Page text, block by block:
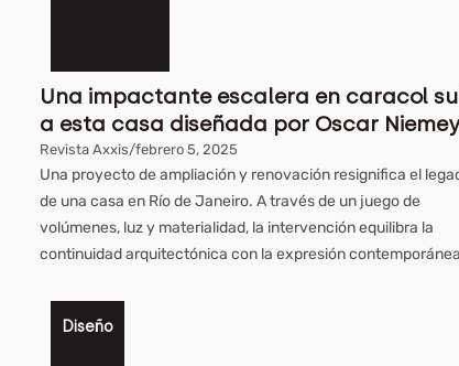
Una impactante escalera en caracol
a esta casa diseñada por Oscar
Revista Axxis/febrero 5, 2025
Una proyecto de ampliación y renovación resignifica el
de una casa en Río de Janeiro. A través de un juego de
volúmenes, luz y materialidad, la intervención equilibra la
continuidad arquitectónica con la expresión
Diseño